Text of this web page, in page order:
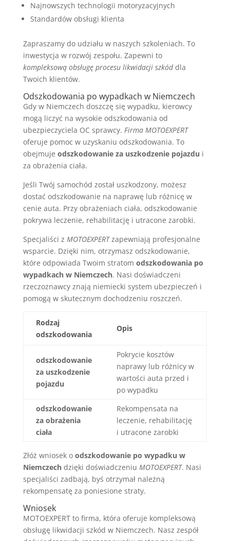
Najnowszych technologii motoryzacyjnych
Standardów obsługi klienta
Zapraszamy do udziału w naszych szkoleniach. To
inwestycja w rozwój zespołu. Zapewni to
kompleksową obsługę procesu likwidacji szkóddla
Twoich klientów.
Odszkodowania po wypadkach w Niemczech
Gdy w Niemczech doszczę się wypadku, kierowcy
mogą liczyć na wysokie odszkodowania od
ubezpieczyciela OC sprawcy. Firma MOTOEXPERT
oferuje pomoc w uzyskaniu odszkodowania. To
obejmuje odszkodowanie za uszkodzenie pojazdu i
za obrażenia ciała.
Jeśli Twój samochód został uszkodzony, możesz
dostać odszkodowanie na naprawę lub różnicę w
cenie auta. Przy obrażeniach ciała, odszkodowanie
pokrywa leczenie, rehabilitację i utracone zarobki.
Specjaliści z MOTOEXPERTzapewniają profesjonalne
wsparcie. Dzięki nim, otrzymasz odszkodowanie,
które odpowiada Twoim stratom odszkodowania po
wypadkach w Niemczech. Nasi doświadczeni
rzeczoznawcy znają niemiecki system ubezpieczeń i
pomogą w skutecznym dochodzeniu roszczeń.
Rodzaj
odszkodowania
Opis
odszkodowanie
za uszkodzenie
pojazdu
Pokrycie kosztów
naprawy lub różnicy w
wartości auta przed i
po wypadku
odszkodowanie
za obrażenia
ciała
Rekompensata na
leczenie, rehabilitację
i utracone zarobki
Złóż wniosek o odszkodowanie po wypadku w
Niemczechdzięki doświadczeniu MOTOEXPERT. Nasi
specjaliści zadbają, byś otrzymał należną
rekompensatę za poniesione straty.
Wniosek
MOTOEXPERT to firma, która oferuje kompleksową
obsługę likwidacji szkód w Niemczech. Nasz zespół